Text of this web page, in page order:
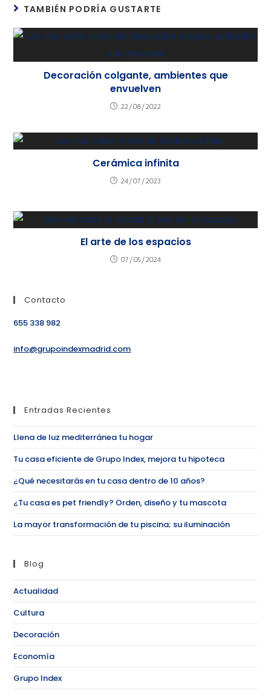
TAMBIÉN PODRÍA GUSTARTE
Decoración colgante, ambientes que
envuelven
22/08/2022
Cerámica infinita
24/07/2023
El arte de los espacios
07/05/2024
Contacto
655 338 982
info@grupoindexmadrid.com
Entradas Recientes
Llena de luz mediterránea tu hogar
Tu casa eficiente de Grupo Index, mejora tu hipoteca
¿Qué necesitarás en tu casa dentro de 10 años?
¿Tu casa es pet friendly? Orden, diseño y tu mascota
La mayor transformación de tu piscina; su iluminación
Blog
Actualidad
Cultura
Decoración
Economía
Grupo Index